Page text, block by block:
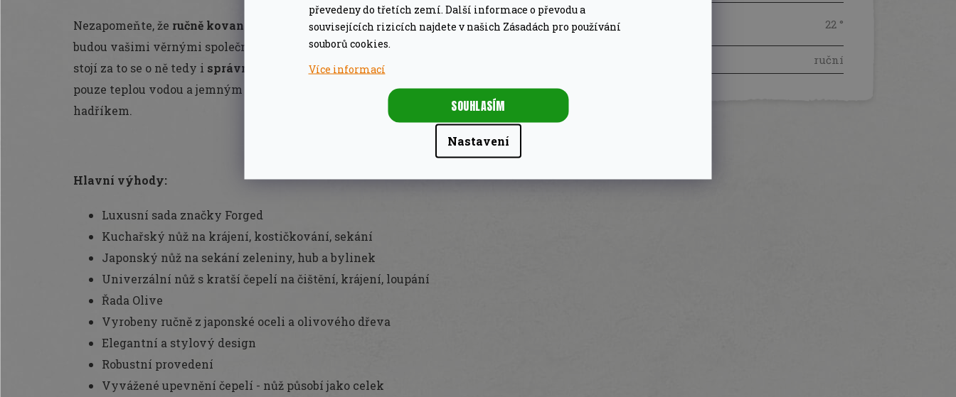
převedeny do třetích zemí. Další informace o převodu a
souvisejících rizicích najdete v našich Zásadách pro používání
souborů cookies.
Více informací
Nastavení
SOUHLASÍM
Nezapomeňte, že ručně kované nože Forged jsou mistrovskými řemeslnými výrobky, které
budou vašimi věrnými společníky po mnoho let. Jejich výroba je založena na dlouhé tradici, a
stojí za to se o ně tedy i správně starat : nože Forged proto nikdy nemyjte v myčce
pouze teplou vodou a jemným čistícím prostředkem, bezprostředně poté je dobře osušte
hadříkem.
Hlavní výhody:
Luxusní sada značky Forged
Kuchařský nůž na krájení, kostičkování, sekání
Japonský nůž na sekání zeleniny, hub a bylinek
Univerzální nůž s kratší čepelí na čištění, krájení, loupání
Řada Olive
Vyrobeny ručně z japonské oceli a olivového dřeva
Elegantní a stylový design
Robustní provedení
Vyvážené upevnění čepelí - nůž působí jako celek
22 °
ruční